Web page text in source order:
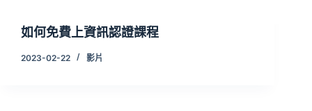
如何免費上資訊認證課程
2023-02-22 影片